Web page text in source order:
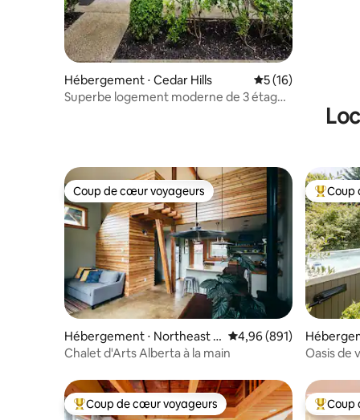
Hébergement ⋅ Cedar Hills Évaluation
5 (16)
Superbe logement moderne de 3 étages
Coup de cœur voyageurs
Coup de cœur voyageurs
Hébergement ⋅ Northeast P
ortland
Évaluation moyenne
4,96 (891)
Chalet d'Arts Alberta à la main
Coups
Coup
Oasis de
Coups de cœur voyageurs les plus appréciés
Coup de cœur voyageurs Coups
Coup